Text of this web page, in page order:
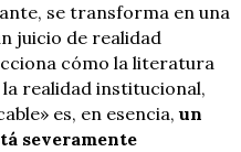
se transforma en una
juicio de realidad
cómo la literatura
realidad institucional,
es, en esencia,un
severamente